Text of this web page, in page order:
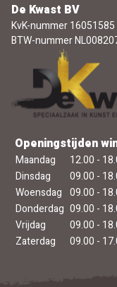
De Kwast BV
KvK-nummer 16051585
BTW-nummer
Openingstijden
Maandag
12.00 -
Dinsdag
09.00 -
Woensdag 09.00 -
Donderdag 09.00 -
Vrijdag
09.00 -
Zaterdag
09.00 -